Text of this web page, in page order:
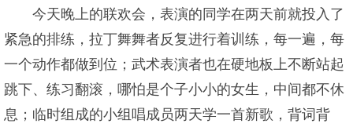
今天晚上的联欢会，表演的同学在两天前就投入了
紧急的排练，拉丁舞舞者反复进行着训练，每一遍，每
一个动作都做到位；武术表演者也在硬地板上不断站起
跳下、练习翻滚，哪怕是个子小小的女生，中间都不休
息；临时组成的小组唱成员两天学一首新歌，背词背